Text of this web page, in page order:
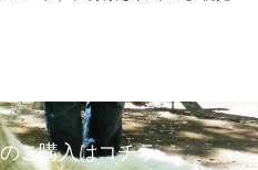
ご購入はコチラ